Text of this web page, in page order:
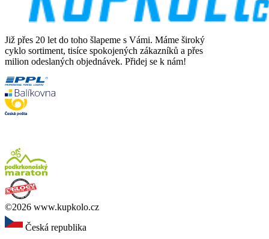
Již přes 20 let do toho šlapeme s Vámi. Máme široký
cyklo sortiment, tisíce spokojených zákazníků a přes
milion odeslaných objednávek. Přidej se k nám!
©2026 www.kupkolo.cz
Česká republika